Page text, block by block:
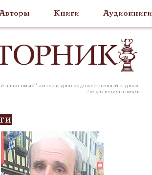
Книги Аудиокниги
НИК
зависимый* литературно-художественный журнал
* от дня недели и погоды